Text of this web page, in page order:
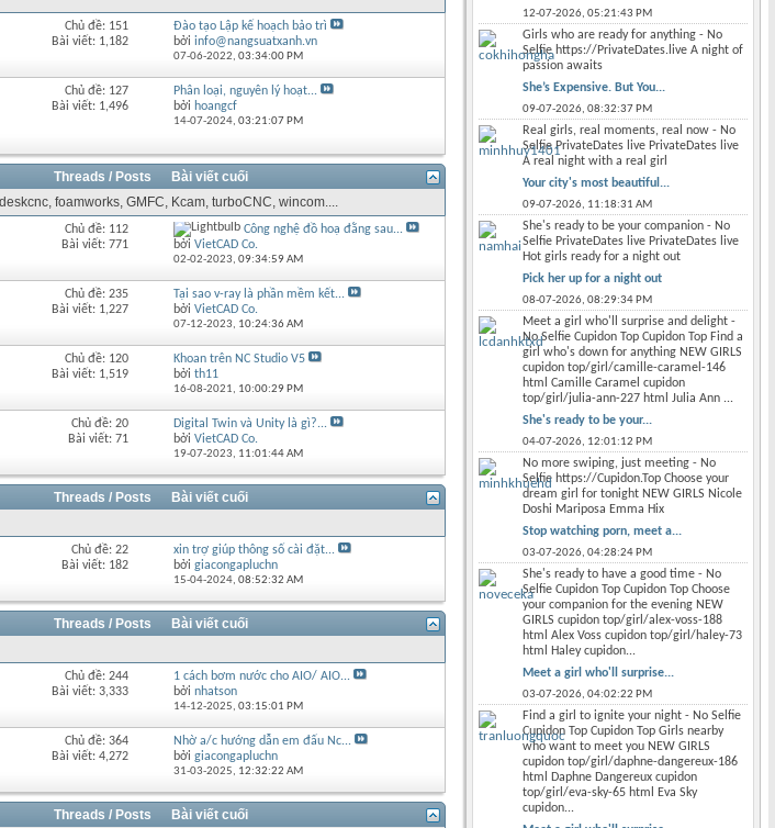
diễn
Chủ đề: 151
Bài viết: 1,182
Đào tạo Lập kế hoạch bảo trì
bởi info@nangsuatxanh.vn
07-06-2022, 03:34:00 PM
đàn
Chủ đề: 127
Bài viết: 1,496
Phân loại, nguyên lý hoạt...
bởi hoangcf
14-07-2024, 03:21:07 PM
Threads / Posts
Bài viết cuối
foamworks, GMFC, Kcam, turboCNC, wincom....
diễn
Chủ đề: 112
Bài viết: 771
Công nghệ đồ hoạ đằng sau...
bởi VietCAD Co.
02-02-2023, 09:34:59 AM
diễn
Chủ đề: 235
Bài viết: 1,227
Tại sao v-ray là phần mềm kết...
bởi VietCAD Co.
07-12-2023, 10:24:36 AM
diễn
Chủ đề: 120
Bài viết: 1,519
Khoan trên NC Studio V5
bởi th11
16-08-2021, 10:00:29 PM
diễn
này
Chủ đề: 20
Bài viết: 71
Digital Twin và Unity là gì?...
bởi VietCAD Co.
19-07-2023, 11:01:44 AM
Threads / Posts
Bài viết cuối
diễn
này
Chủ đề: 22
Bài viết: 182
xin trợ giúp thông số cài đặt...
bởi giacongapluchn
15-04-2024, 08:52:32 AM
Threads / Posts
Bài viết cuối
diễn
Chủ đề: 244
Bài viết: 3,333
1 cách bơm nước cho AIO/ AIO...
bởi nhatson
14-12-2025, 03:15:01 PM
diễn
Chủ đề: 364
Bài viết: 4,272
Nhờ a/c hướng dẫn em đấu Nc...
bởi giacongapluchn
31-03-2025, 12:32:22 AM
Threads / Posts Bài viết cuối
12-07-2026, 05:21:43 PM
Girls who are ready for anything - No
Selfie https://PrivateDates.live A night of
passion awaits
She’s Expensive. But You...
09-07-2026, 08:32:37 PM
Real girls, real moments, real now - No
Selfie PrivateDates live PrivateDates live
A real night with a real girl
Your city's most beautiful...
09-07-2026, 11:18:31 AM
She's ready to be your companion - No
Selfie PrivateDates live PrivateDates live
Hot girls ready for a night out
Pick her up for a night out
08-07-2026, 08:29:34 PM
Meet a girl who'll surprise and delight -
No Selfie Cupidon Top Cupidon Top Find a
girl who's down for anything NEW GIRLS
cupidon top/girl/camille-caramel-146
html Camille Caramel cupidon
top/girl/julia-ann-227 html Julia Ann ...
She's ready to be your...
04-07-2026, 12:01:12 PM
No more swiping, just meeting - No
Selfie https://Cupidon.Top Choose your
dream girl for tonight NEW GIRLS Nicole
Doshi Mariposa Emma Hix
Stop watching porn, meet a...
03-07-2026, 04:28:24 PM
She's ready to have a good time - No
Selfie Cupidon Top Cupidon Top Choose
your companion for the evening NEW
GIRLS cupidon top/girl/alex-voss-188
html Alex Voss cupidon top/girl/haley-73
html Haley cupidon...
Meet a girl who'll surprise...
03-07-2026, 04:02:22 PM
Find a girl to ignite your night - No Selfie
Cupidon Top Cupidon Top Girls nearby
who want to meet you NEW GIRLS
cupidon top/girl/daphne-dangereux-186
html Daphne Dangereux cupidon
top/girl/eva-sky-65 html Eva Sky
cupidon...